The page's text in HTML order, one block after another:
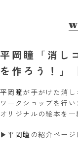
平岡瞳「消し
を作ろう！」
平岡瞳が手がけた消
ワークショップを行
オリジナルの絵本を
▶︎平岡瞳 の紹介ページ